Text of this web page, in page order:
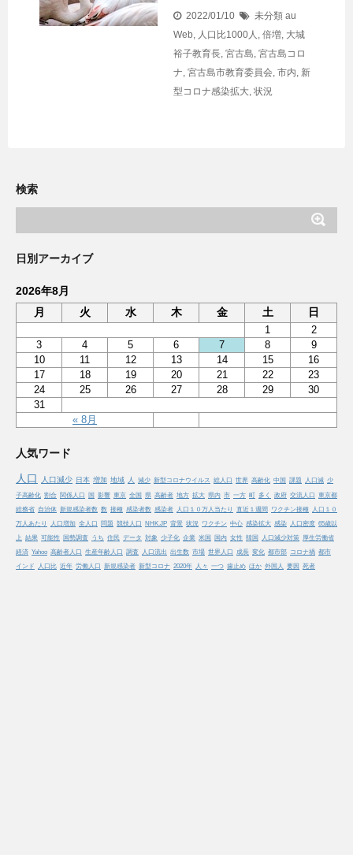
2022/01/10 未分類 au
Web, 人口比1000人 , 倍増, 大城
裕子教育長, 宮古島, 宮古島コロ
ナ, 宮古島市教育委員会, 市内, 新
型コロナ感染拡大, 状況
検索
日別アーカイブ
2026年8月
月
火 水 木 金 土 日
« 8月
1
2
3
4 5 6 7 8
9
10
11 12 13 14 15
16
17
18 19 20 21 22
23
24
25 26 27 28 29
30
31
人気ワード
人口
人口減少 日本 増加 地域 人 減少 新型コロナウイルス 総人口 世界 高齢化 中国 課題 人口減 少
子高齢化 割合 関係人口 国 影響 東京 全国 県 高齢者 地方 拡大 県内 市 一方 町 多く 政府 交流人口 東京都
総務省 自治体 新規感染者数 数 接種 感染者数 感染者 人口１０万人当たり 直近１週間 ワクチン接種 人口１０
万人あたり
人口増加 全人口 問題 競技人口 NHK.JP 背景 状況 ワクチン 中心 感染拡大 感染 人口密度 65歳以
上 結果 可能性 国勢調査 うち 住民 データ 対象 少子化 企業 米国 国内 女性 韓国 人口減少対策
厚生労働省
経済 Yahoo 高齢者人口 生産年齢人口 調査 人口流出 出生数 市場 世界人口 成長 変化 都市部 コロナ禍 都市
インド
人口比 近年 労働人口 新規感染者 新型コロナ 2020年 人々 一つ 歯止め ほか 外国人 要因 死者